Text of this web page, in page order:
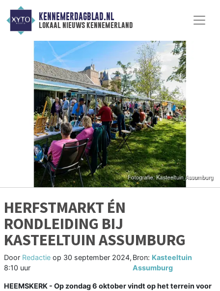
KENNEMERDAGBLAD.NL
lokaal nieuws kennemerland
HERFSTMARKT ÉN
RONDLEIDING BIJ
KASTEELTUIN ASSUMBURG
Door Redactie op 30 september 2024,
8:10 uur
Bron: Kasteeltuin
Assumburg
HEEMSKERK - Op zondag 6 oktober vindt op het terrein voor